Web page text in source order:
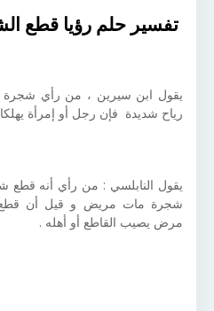
تفسير حلم رؤيا قطع
يقول ابن سيرين ، من رأي
رياح شديدة فإن رجل أو إمرأة
يقول النابلسي : من رأي أنه قطع
شجرة مات مريض و قيل أن
مرض يصيب القاطع أو أهله .